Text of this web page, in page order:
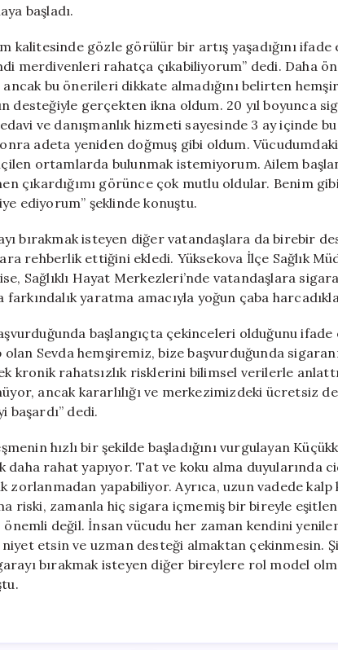
başladı.
kalitesinde gözle görülür bir artış yaşadığını ifade
merdivenleri rahatça çıkabiliyorum” dedi. Daha
bu önerileri dikkate almadığını belirten
desteğiyle gerçekten ikna oldum. 20 yıl boyunca
ve danışmanlık hizmeti sayesinde 3 ay içinde bu
adeta yeniden doğmuş gibi oldum.
ortamlarda bulunmak istemiyorum. Ailem
çıkardığımı görünce çok mutlu oldular. Benim
ediyorum” şeklinde konuştu.
bırakmak isteyen diğer vatandaşlara da birebir
rehberlik ettiğini ekledi. Yüksekova İlçe Sağlık
Sağlıklı Hayat Merkezleri’nde vatandaşlara
farkındalık yaratma amacıyla yoğun çaba
başlangıçta çekinceleri olduğunu ifade
olan Sevda hemşiremiz, bize başvurduğunda
kronik rahatsızlık risklerini bilimsel verilerle
ancak kararlılığı ve merkezimizdeki ücretsiz
başardı” dedi.
hızlı bir şekilde başladığını vurgulayan
daha rahat yapıyor. Tat ve koku alma duyularında
zorlanmadan yapabiliyor. Ayrıca, uzun vadede
riski, zamanla hiç sigara içmemiş bir bireyle
değil. İnsan vücudu her zaman kendini
etsin ve uzman desteği almaktan çekinmesin.
bırakmak isteyen diğer bireylere rol model